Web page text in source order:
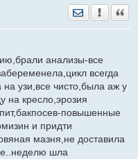
Отправить
анализы-все
всегда
узи,все чисто,была аж у
на кресло,эрозия
повышенные
и придти
мазня,не доставила
шла